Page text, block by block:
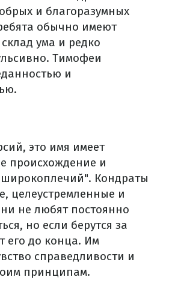
и благоразумных
обычно имеют
ума и редко
Тимофеи
и
это имя имеет
происхождение и
Кондраты
целеустремленные и
не любят постоянно
но если берутся за
его до конца. Им
справедливости и
принципам.